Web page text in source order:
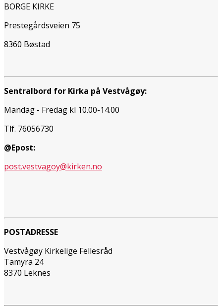
BORGE KIRKE
Prestegårdsveien 75
8360 Bøstad
Sentralbord for Kirka på Vestvågøy:
Mandag - Fredag kl 10.00-14.00
Tlf. 76056730
@Epost:
post.vestvagoy@kirken.no
POSTADRESSE
Vestvågøy Kirkelige Fellesråd
Tamyra 24
8370 Leknes